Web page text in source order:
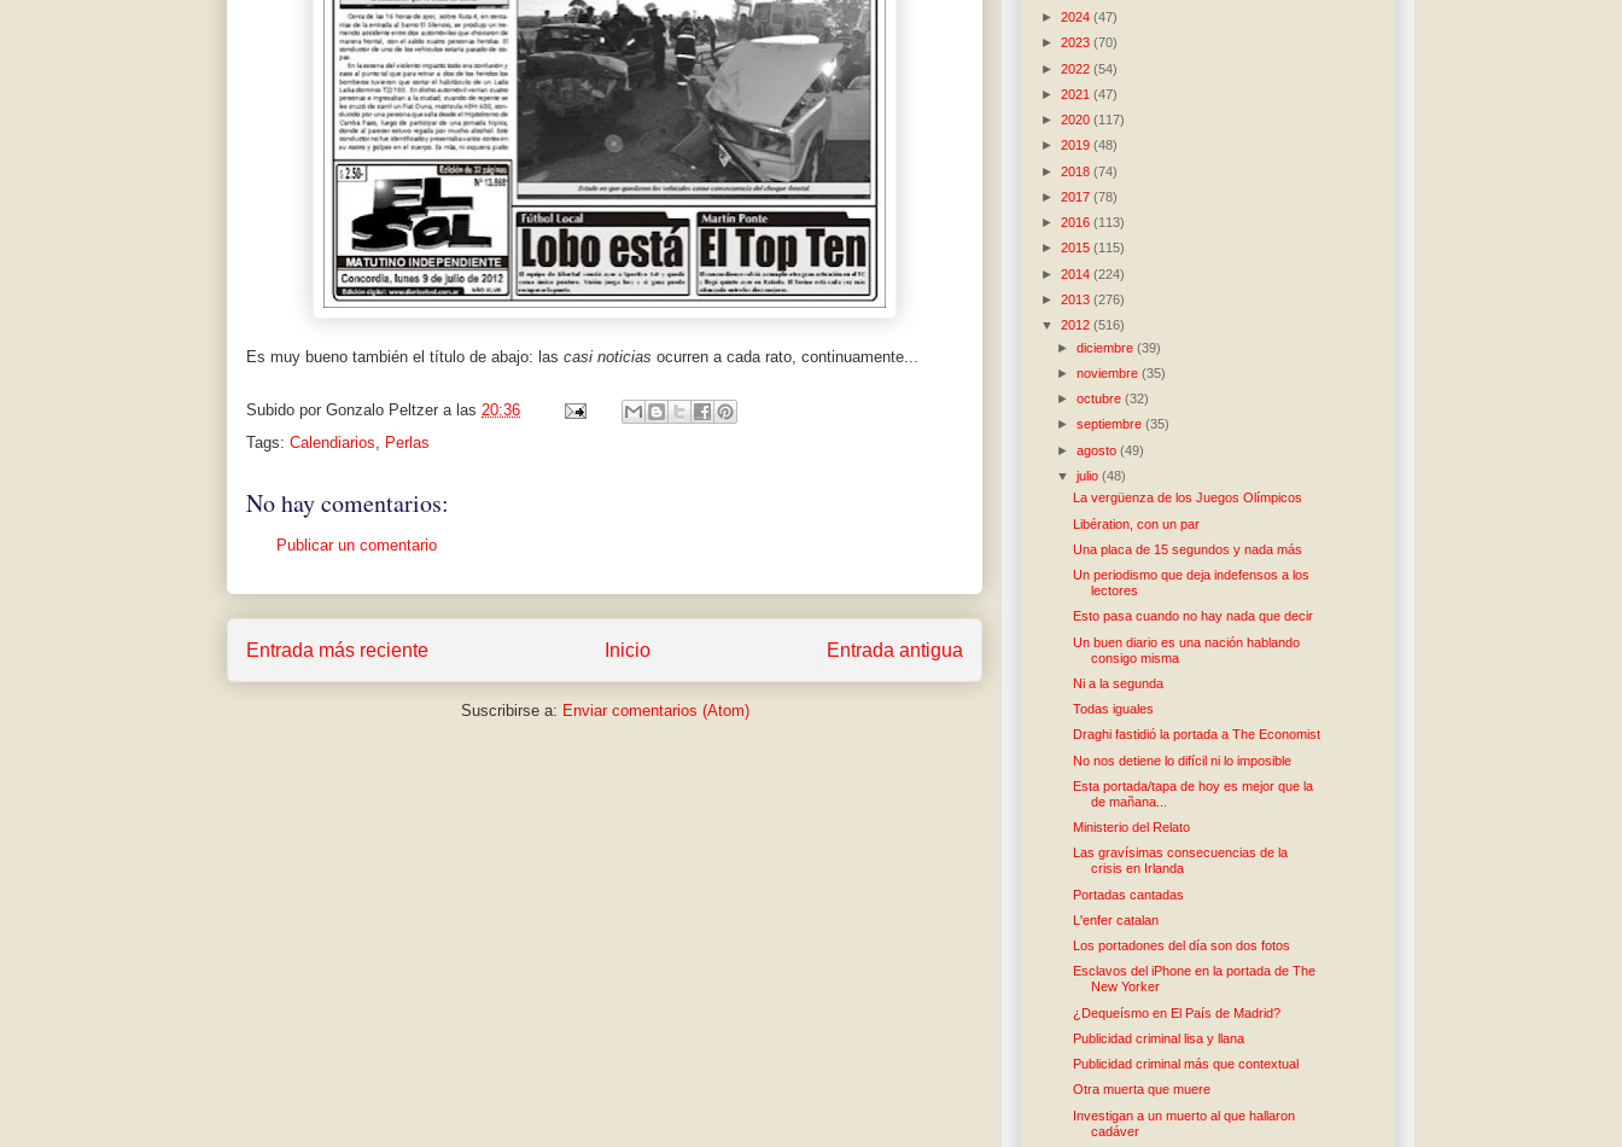
Es muy bueno también el título de abajo: las casi noticias ocurren a cada rato, continuamente...
Subido por Gonzalo Peltzer a las 20:36
Tags: Calendiarios, Perlas
No hay comentarios:
Publicar un comentario
Entrada más reciente Entrada antigua
Inicio
Suscribirse a: Enviar comentarios (Atom)
► 2024 (47)
► 2023 (70)
► 2022 (54)
► 2021 (47)
► 2020 (117)
► 2019 (48)
► 2018 (74)
► 2017 (78)
► 2016 (113)
► 2015 (115)
► 2014 (224)
► 2013 (276)
▼ 2012 (516)
►diciembre(39)
►noviembre(35)
►octubre(32)
►septiembre(35)
►agosto(49)
▼julio(48)
La vergüenza de los Juegos Olímpicos
Libération, con un par
Una placa de 15 segundos y nada más
Un periodismo que deja indefensos a los
lectores
Esto pasa cuando no hay nada que decir
Un buen diario es una nación hablando
consigo misma
Ni a la segunda
Todas iguales
Draghi fastidió la portada a The Economist
No nos detiene lo difícil ni lo imposible
Esta portada/tapa de hoy es mejor que la
de mañana...
Ministerio del Relato
Las gravísimas consecuencias de la
crisis en Irlanda
Portadas cantadas
L'enfer catalan
Los portadones del día son dos fotos
Esclavos del iPhone en la portada de The
New Yorker
¿Dequeísmo en El País de Madrid?
Publicidad criminal lisa y llana
Publicidad criminal más que contextual
Otra muerta que muere
Investigan a un muerto al que hallaron
cadáver